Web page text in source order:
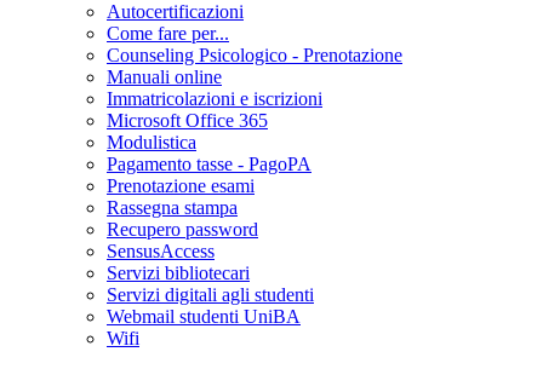
Autocertificazioni
Come fare per...
Counseling Psicologico - Prenotazione
Manuali online
Immatricolazioni e iscrizioni
Microsoft Office 365
Modulistica
Pagamento tasse - PagoPA
Prenotazione esami
Rassegna stampa
Recupero password
SensusAccess
Servizi bibliotecari
Servizi digitali agli studenti
Webmail studenti UniBA
Wifi